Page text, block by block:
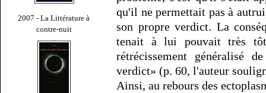
2007 - La Littérature à
contre-nuit
qu'il ne permettait pas à
son propre verdict. La
tenait à lui pouvait très
rétrécissement généralisé
verdict» (p. 60, l'auteur
Ainsi, au rebours des